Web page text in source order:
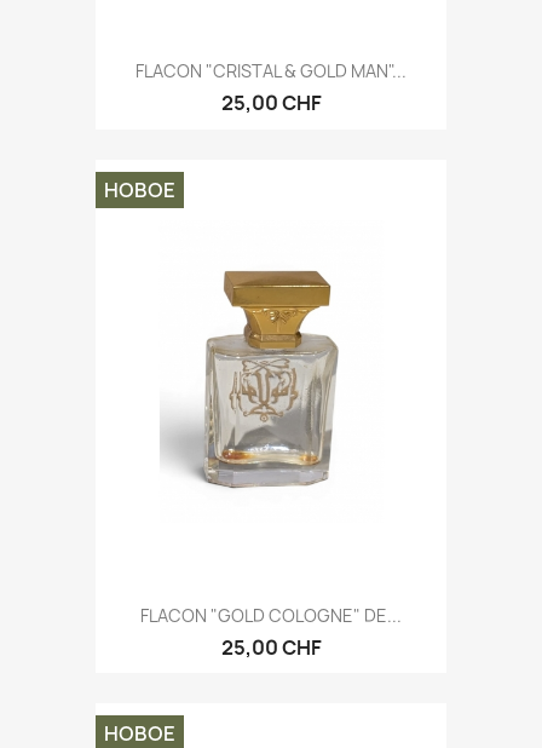
FLACON "CRISTAL & GOLD MAN"...
25,00 CHF
FLACON "GOLD COLOGNE" DE...
25,00 CHF
НОВОЕ
НОВОЕ